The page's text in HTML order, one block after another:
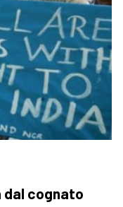
dal cognato